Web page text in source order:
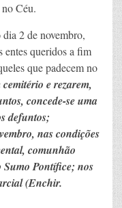
Céu.
2 de novembro,
entes queridos a fim
que padecem no
e rezarem,
concede-se uma
defuntos;
nas condições
comunhão
Sumo Pontífice; nos
(Enchir.